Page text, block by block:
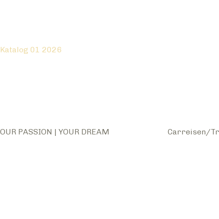
Katalog 01 2026
OUR PASSION | YOUR DREAM Carreisen/